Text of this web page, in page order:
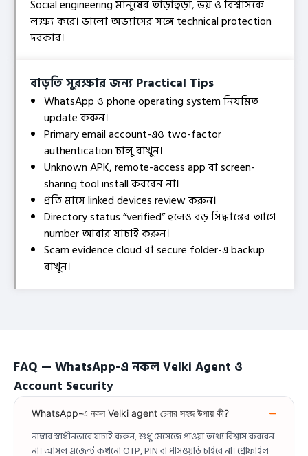
Social engineering মানুষের তাড়াহুড়া, ভয় ও বিশ্বাসকে
লক্ষ্য করে। ভালো অভ্যাসের সঙ্গে technical protection
দরকার।
বাড়তি সুরক্ষার জন্য Practical Tips
WhatsApp ও phone operating system নিয়মিত
update করুন।
Primary email account-এও two-factor
authentication চালু রাখুন।
Unknown APK, remote-access app বা screen-
sharing tool install করবেন না।
প্রতি মাসে linked devices review করুন।
Directory status “verified” হলেও বড় সিদ্ধান্তের আগে
number আবার যাচাই করুন।
Scam evidence cloud বা secure folder-এ backup
রাখুন।
FAQ — WhatsApp-এ নকল Velki Agent ও
Account Security
WhatsApp-এ নকল Velki agent চেনার সহজ উপায় কী?
নাম্বার স্বাধীনভাবে যাচাই করুন, শুধু মেসেজে পাওয়া তথ্যে বিশ্বাস করবেন
না। আসল এজেন্ট কখনো OTP, PIN বা পাসওয়ার্ড চাইবে না। প্রোফাইল